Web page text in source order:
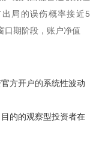
局的误伤概率接近5
口期阶段，账户净值
方开户的系统性波动
的的观察型投资者在